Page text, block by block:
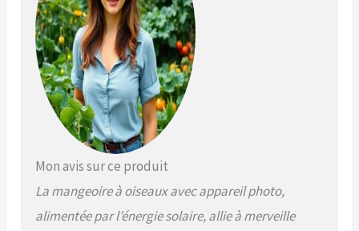
recharge tout seul et
stocke de l'électricité,
fonctionne en continu
pendant des mois.
Mon avis sur ce produit
La mangeoire à oiseaux avec appareil photo,
alimentée par l’énergie solaire, allie à merveille